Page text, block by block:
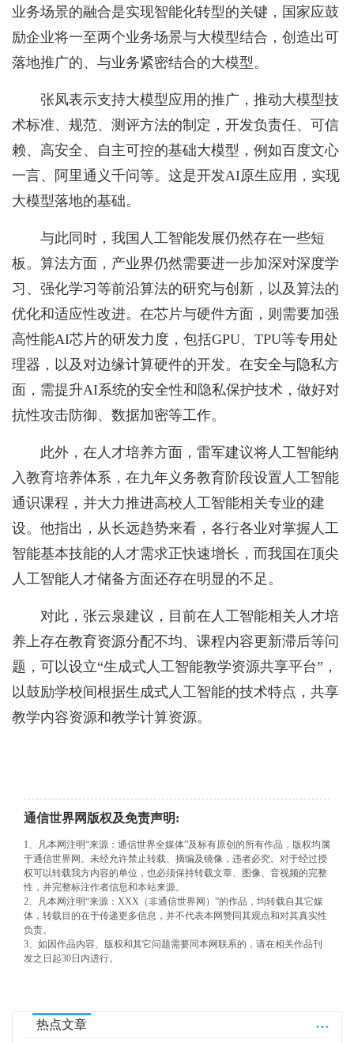
业务场景的融合是实现智能化转型的关键，国家应鼓
励企业将一至两个业务场景与大模型结合，创造出可
落地推广的、与业务紧密结合的大模型。
张凤表示支持大模型应用的推广，推动大模型技
术标准、规范、测评方法的制定，开发负责任、可信
赖、高安全、自主可控的基础大模型，例如百度文心
一言、阿里通义千问等。这是开发AI原生应用，实现
大模型落地的基础。
与此同时，我国人工智能发展仍然存在一些短
板。算法方面，产业界仍然需要进一步加深对深度学
习、强化学习等前沿算法的研究与创新，以及算法的
优化和适应性改进。在芯片与硬件方面，则需要加强
高性能AI芯片的研发力度，包括GPU、TPU等专用处
理器，以及对边缘计算硬件的开发。在安全与隐私方
面，需提升AI系统的安全性和隐私保护技术，做好对
抗性攻击防御、数据加密等工作。
此外，在人才培养方面，雷军建议将人工智能纳
入教育培养体系，在九年义务教育阶段设置人工智能
通识课程，并大力推进高校人工智能相关专业的建
设。他指出，从长远趋势来看，各行各业对掌握人工
智能基本技能的人才需求正快速增长，而我国在顶尖
人工智能人才储备方面还存在明显的不足。
对此，张云泉建议，目前在人工智能相关人才培
养上存在教育资源分配不均、课程内容更新滞后等问
题，可以设立“生成式人工智能教学资源共享平台”，
以鼓励学校间根据生成式人工智能的技术特点，共享
教学内容资源和教学计算资源。
通信世界网版权及免责声明:
1、凡本网注明“来源：通信世界全媒体”及标有原创的所有作品，版权均属
于通信世界网。未经允许禁止转载、摘编及镜像，违者必究。对于经过授
权可以转载我方内容的单位，也必须保持转载文章、图像、音视频的完整
性，并完整标注作者信息和本站来源。
2、凡本网注明“来源：XXX（非通信世界网）”的作品，均转载自其它媒
体，转载目的在于传递更多信息，并不代表本网赞同其观点和对其真实性
负责。
3、如因作品内容、版权和其它问题需要同本网联系的，请在相关作品刊
发之日起30日内进行。
...
热点文章